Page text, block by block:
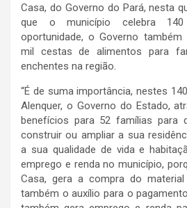
Casa, do Governo do Pará, nesta
que o município celebra
oportunidade, o Governo
mil cestas de alimentos para
enchentes na região.
“É de suma importância, nestes
Alenquer, o Governo do Estado,
benefícios para 52 famílias para
construir ou ampliar a sua
a sua qualidade de vida e
emprego e renda no município,
Casa, gera a compra do
também o auxílio para o